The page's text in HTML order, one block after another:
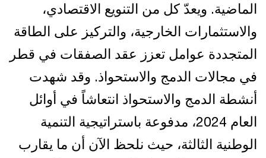
الماضية. ويعدّ كل من التنويع الاقتصادي،
والاستثمارات الخارجية، والتركيز على الطاقة
المتجددة عوامل تعزز عقد الصفقات في قطر
في مجالات الدمج والاستحواذ. وقد شهدت
أنشطة الدمج والاستحواذ انتعاشاً في أوائل
العام 2024، مدفوعة باستراتيجية التنمية
الوطنية الثالثة، حيث نلحظ الآن أن ما يقارب